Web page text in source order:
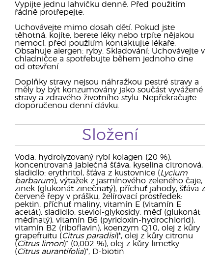
Vypijte jednu lahvičku denně. Před použitím
řádně protřepejte.
Uchovávejte mimo dosah dětí. Pokud jste
těhotná, kojíte, berete léky nebo trpíte nějakou
nemocí, před použitím kontaktujte lékaře.
Obsahuje alergen: ryby. Skladování: Uchovávejte v
chladničce a spotřebujte během jednoho dne
od otevření.
Doplňky stravy nejsou náhražkou pestré stravy a
měly by být konzumovány jako součást vyvážené
stravy a zdravého životního stylu. Nepřekračujte
doporučenou denní dávku.
Složení
Voda, hydrolyzovaný rybí kolagen (20 %),
koncentrovaná jablečná šťáva, kyselina citronová,
sladidlo: erythritol, šťáva z kustovnice (Lycium
barbarum), výtažek z jasmínového zeleného čaje,
zinek (glukonát zinečnatý), příchuť jahody, šťáva z
červené řepy v prášku, želírovací prostředek:
pektin, příchuť maliny, vitamín E (vitamín E
acetát), sladidlo: steviol-glykosidy, měď (glukonát
měďnatý), vitamín B6 (pyridoxin-hydrochlorid),
vitamín B2 (riboflavin), koenzym Q10, olej z kůry
grapefruitu (Citrus paradisi)*, olej z kůry citronu
(Citrus limon)* (0,002 %), olej z kůry limetky
(Citrus aurantifolia)*, D-biotin